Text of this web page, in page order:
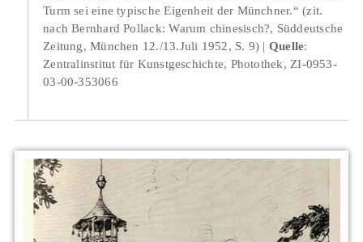
Turm sei eine typische Eigenheit der Münchner.“ (zit.
nach Bernhard Pollack: Warum chinesisch?, Süddeutsche
Zeitung, München 12./13.Juli 1952, S. 9)
Quelle:
Zentralinstitut für Kunstgeschichte, Photothek, ZI-0953-
03-00-353066